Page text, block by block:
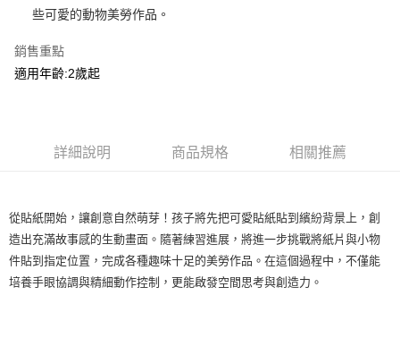
悠遊付
Google Pay
ATM付款
全家取貨付款
宅配滿額1500免運
每筆NT$100，滿NT$1,500(含以上)免運費
些可愛的動物美勞作品。
銷售重點
適用年齡:2歲起
詳細說明 商品規格 相關推薦
從貼紙開始，讓創意自然萌芽！孩子將先把可愛貼紙貼到繽紛背景上，創
造出充滿故事感的生動畫面。隨著練習進展，將進一步挑戰將紙片與小物
件貼到指定位置，完成各種趣味十足的美勞作品。在這個過程中，不僅能
培養手眼協調與精細動作控制，更能啟發空間思考與創造力。